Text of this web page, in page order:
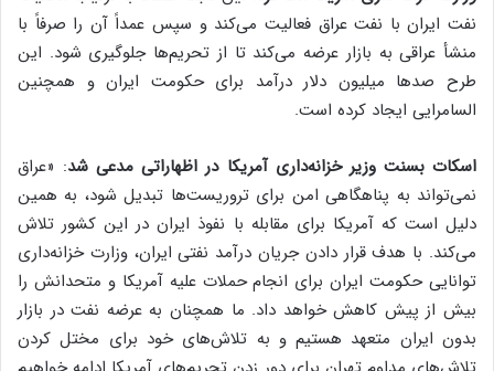
نفت ایران با نفت عراق فعالیت می‌کند و سپس عمداً آن را صرفاً با
منشأ عراقی به بازار عرضه می‌کند تا از تحریم‌ها جلوگیری شود. این
طرح صدها میلیون دلار درآمد برای حکومت ایران و همچنین
السامرایی ایجاد کرده است.
اسکات بسنت وزیر خزانه‌داری آمریکا در اظهاراتی مدعی شد: «عراق
نمی‌تواند به پناهگاهی امن برای تروریست‌ها تبدیل شود، به همین
دلیل است که آمریکا برای مقابله با نفوذ ایران در این کشور تلاش
می‌کند. با هدف قرار دادن جریان درآمد نفتی ایران، وزارت خزانه‌داری
توانایی حکومت ایران برای انجام حملات علیه آمریکا و متحدانش را
بیش از پیش کاهش خواهد داد. ما همچنان به عرضه نفت در بازار
بدون ایران متعهد هستیم و به تلاش‌های خود برای مختل کردن